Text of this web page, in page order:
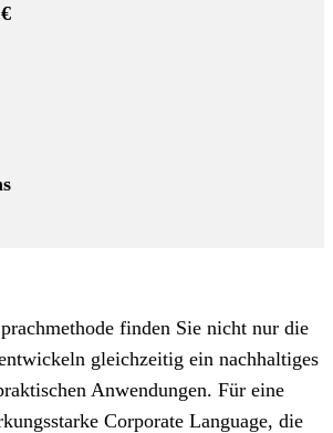
finden Sie nicht nur die
gleichzeitig ein nachhaltiges
Anwendungen. Für eine
Corporate Language, die